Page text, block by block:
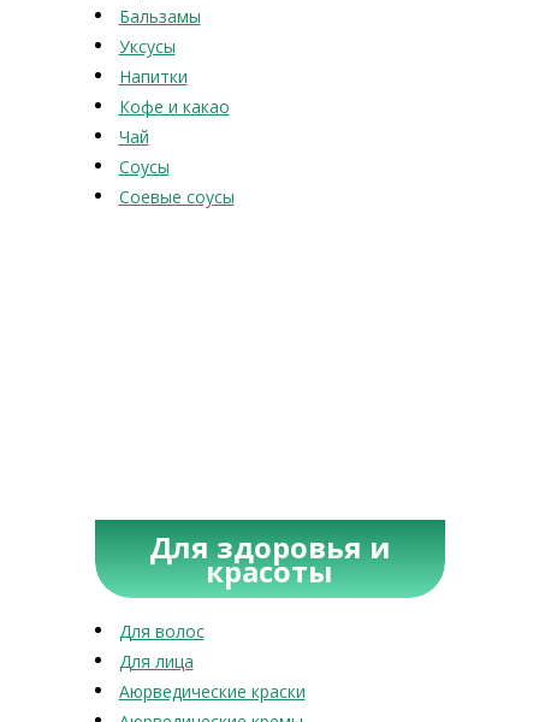
Бальзамы
Уксусы
Напитки
Кофе и какао
Чай
Соусы
Соевые соусы
Для здоровья и
красоты
Для волос
Для лица
Аюрведические краски